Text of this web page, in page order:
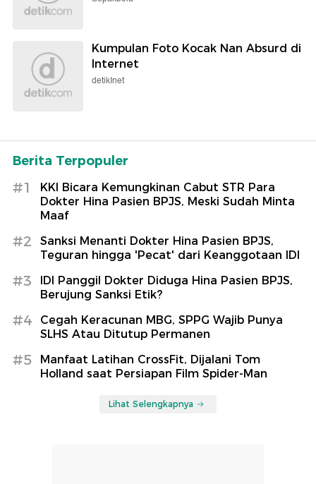
Kumpulan Foto Kocak Nan Absurd di
Internet
detikInet
Berita Terpopuler
#1
KKI Bicara Kemungkinan Cabut STR Para
Dokter Hina Pasien BPJS, Meski Sudah Minta
Maaf
#2
Sanksi Menanti Dokter Hina Pasien BPJS,
Teguran hingga 'Pecat' dari Keanggotaan IDI
#3
IDI Panggil Dokter Diduga Hina Pasien BPJS,
Berujung Sanksi Etik?
#4
Cegah Keracunan MBG, SPPG Wajib Punya
SLHS Atau Ditutup Permanen
#5
Manfaat Latihan CrossFit, Dijalani Tom
Holland saat Persiapan Film Spider-Man
Lihat Selengkapnya